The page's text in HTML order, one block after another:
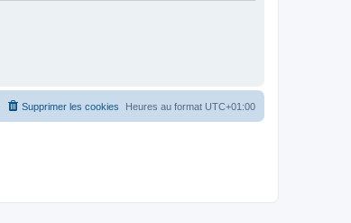
Heures au format UTC+01:00
Supprimer les cookies